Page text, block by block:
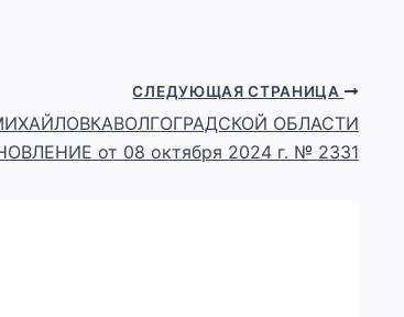
СЛЕДУЮЩАЯ СТРАНИЦА
ОБЛАСТИ
от 08 октября 2024 г. № 2331